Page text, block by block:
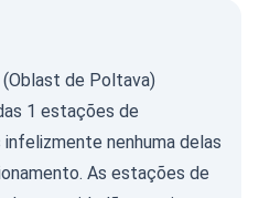
(Oblast de Poltava)
1 estações de
nenhuma delas
As estações de